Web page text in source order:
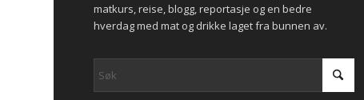
matkurs, reise, blogg, reportasje og en bedre
hverdag med mat og drikke laget fra bunnen av.